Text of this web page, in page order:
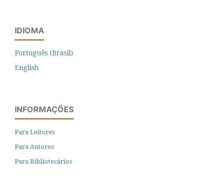
IDIOMA
Português (Brasil)
English
INFORMAÇÕES
Para Leitores
Para Autores
Para Bibliotecários